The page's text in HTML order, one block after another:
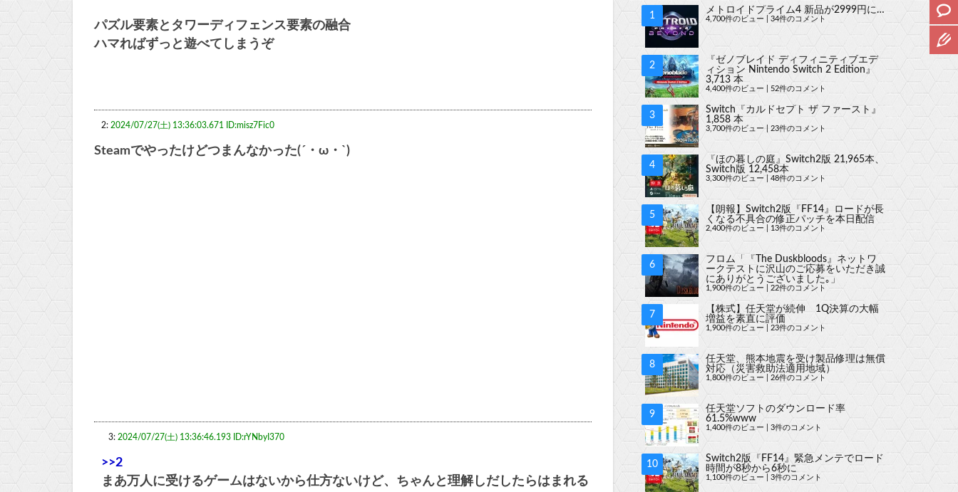
パズル要素とタワーディフェンス要素の融合
ハマればずっと遊べてしまうぞ
2: 2024/07/27(土) 13:36:03.671 ID:misz7Fic0
Steamでやったけどつまんなかった(´・ω・`)
3: 2024/07/27(土) 13:36:46.193 ID:rYNbyI370
>>2
まあ万人に受けるゲームはないから仕方ないけど、ちゃんと理解しだしたらはまれる
メトロイドプライム4 新品が2999円に…
4,700件のビュー 34件のコメント
『ゼノブレイド ディフィニティブエデ
ィション Nintendo Switch 2 Edition』
3,713 本
4,400件のビュー 52件のコメント
Switch『カルドセプト ザ ファースト』
1,858 本
3,700件のビュー| 23件のコメント
『ほの暮しの庭』Switch2版 21,965本、
Switch版 12,458本
3,300件のビュー| 48件のコメント
【朗報】Switch2版『FF14』ロードが長
くなる不具合の修正パッチを本日配信
2,400件のビュー 13件のコメント
フロム「『The Duskbloods』ネットワ
ークテストに沢山のご応募をいただき誠
にありがとうございました｡」
1,900件のビュー 22件のコメント
【株式】任天堂が続伸 1Q決算の大幅
増益を素直に評価
1,900件のビュー 23件のコメント
任天堂、熊本地震を受け製品修理は無償
対応（災害救助法適用地域）
1,800件のビュー 26件のコメント
任天堂ソフトのダウンロード率
61.5%www
1,400件のビュー 3件のコメント
Switch2版『FF14』緊急メンテでロード
時間が8秒から6秒に
1,100件のビュー 3件のコメント